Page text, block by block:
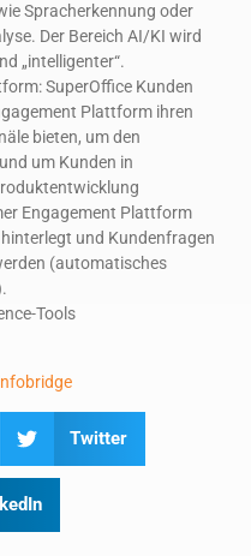
Spracherkennung oder
Der Bereich AI/KI wird
„intelligenter“.
SuperOffice Kunden
Plattform ihren
bieten, um den
um Kunden in
Engagement Plattform
und Kundenfragen
(automatisches
Tools
Twitter